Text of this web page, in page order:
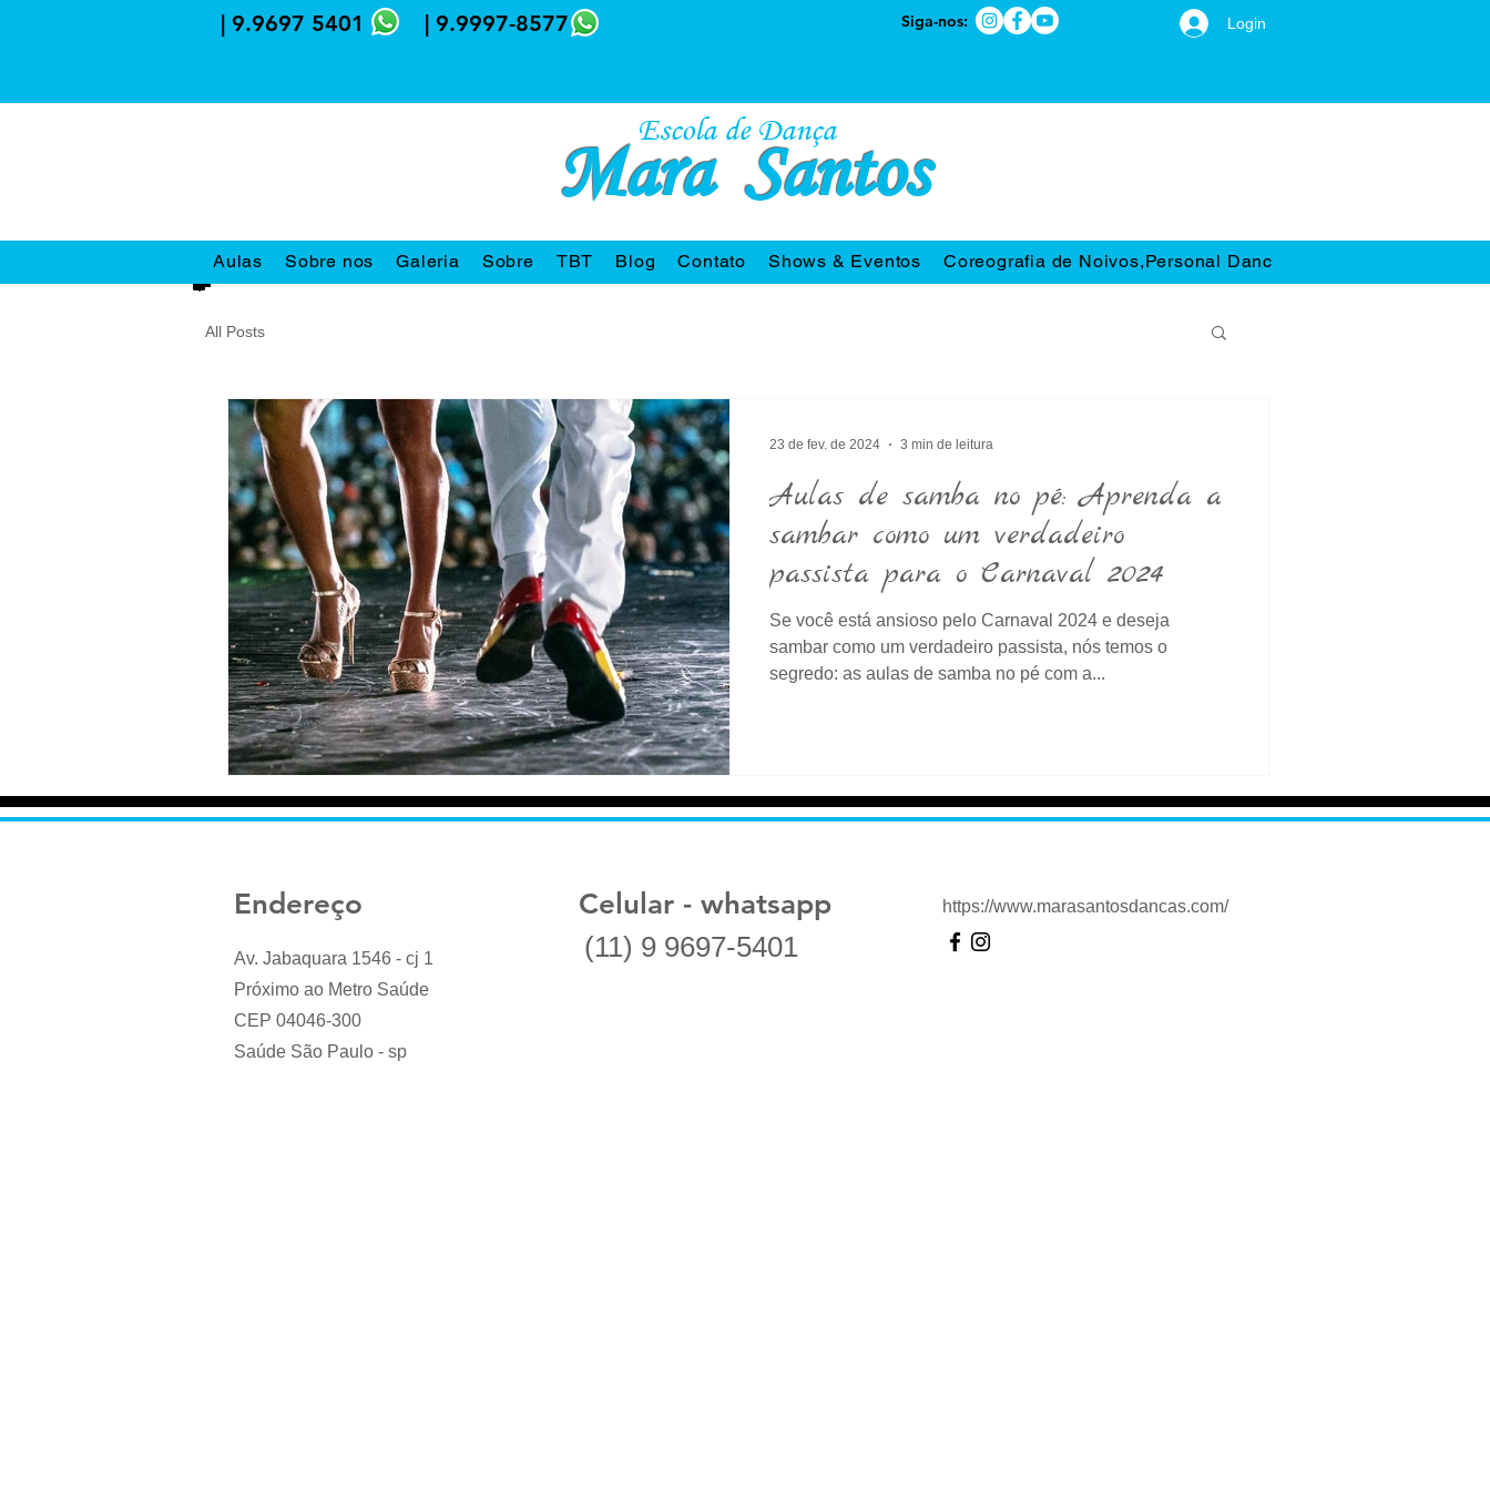
| 9.9697 5401 | 9.9997-8577 Siga-nos: Login
Escola de Dança
Mara Santos
Aulas Sobre nos Galeria Sobre TBT Blog Contato Shows & Eventos Coreografia de Noivos,Personal Dance
All Posts
Aulas de samba no pé: Aprenda a
sambar como um verdadeiro
passista para o Carnaval 2024
Se você está ansioso pelo Carnaval 2024 e deseja
sambar como um verdadeiro passista, nós temos o
segredo: as aulas de samba no pé com a...
23 de fev. de 2024 3 min de leitura
Endereço
Av. Jabaquara 1546 - cj 1
Próximo ao Metro Saúde
CEP 04046-300
Saúde São Paulo - sp
Celular - whatsapp
(11) 9 9697-5401
https://www.marasantosdancas.com/